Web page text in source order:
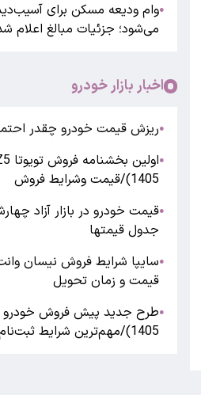
●وام ودیعه مسکن برای
می‌شود؛ جزئیات مبالغ اعلام
اخبار بازار خودرو
●ریزش قیمت خودرو چقدر
●
1405)/قیمت وشرایط فروش
●
جدول قیمتها
●سایپا شرایط فروش نیسان
قیمت و زمان تحویل
●طرح جدید پیش فروش خودرو
1405)/مهم‌ترین شرایط ثبت‌نام/جدول